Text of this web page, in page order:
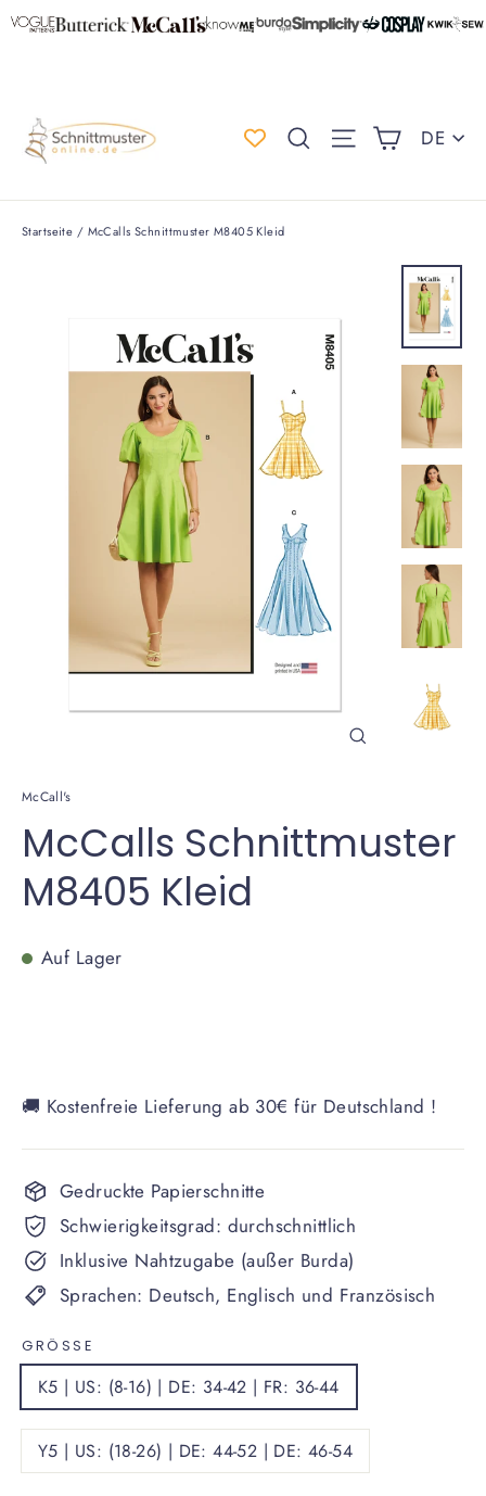
Direkt
Suche
DE
Startseite / McCalls Schnittmuster M8405 Kleid
McCall's
McCalls Schnittmuster
M8405 Kleid
Auf Lager
🚚 Kostenfreie Lieferung ab 30€ für Deutschland !
Gedruckte Papierschnitte
Schwierigkeitsgrad: durchschnittlich
Inklusive Nahtzugabe (außer Burda)
Sprachen: Deutsch, Englisch und Französisch
GRÖSSE
K5 | US: (8-16) | DE: 34-42 | FR: 36-44
Y5 | US: (18-26) | DE: 44-52 | DE: 46-54